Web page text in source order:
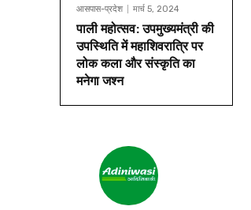
आसपास-प्रदेश मार्च 5, 2024
पाली महोत्सव: उपमुख्यमंत्री की
उपस्थिति में महाशिवरात्रि पर
लोक कला और संस्कृति का
मनेगा जश्न